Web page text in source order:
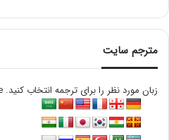
مترجم سایت
زبان مورد نظر را برای ترجمه انتخاب کنید. Please Choice Your Language :